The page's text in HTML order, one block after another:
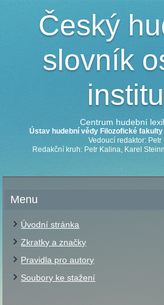
Český
slovník
Centrum hudební
Ústav hudební vědy Filozofické
Vedoucí redaktor: Petr
Redakční kruh: Petr Kalina, Karel
Menu
Úvodní stránka
Zkratky a značky
Pravidla pro autory
Soubory ke stažení